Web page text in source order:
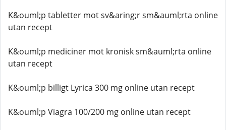
K&ouml;p tabletter mot sv&aring;r sm&auml;rta online
utan recept
K&ouml;p mediciner mot kronisk sm&auml;rta online
utan recept
K&ouml;p billigt Lyrica 300 mg online utan recept
K&ouml;p Viagra 100/200 mg online utan recept